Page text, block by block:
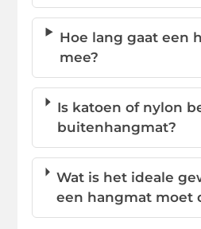
Hoe lang gaat een
mee?
Is katoen of nylon
buitenhangmat?
Wat is het ideale
een hangmat moet